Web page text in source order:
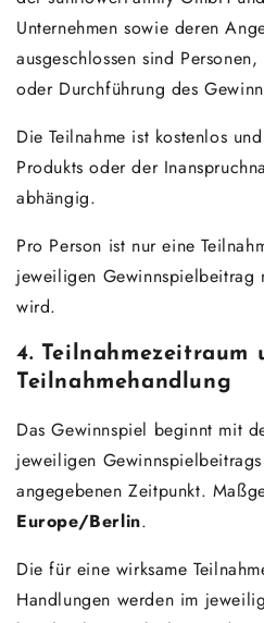
Unternehmen sowie deren
ausgeschlossen sind
oder Durchführung des
Die Teilnahme ist kostenlos
Produkts oder der
abhängig.
Pro Person ist nur eine
jeweiligen Gewinnspielbeitrag
wird.
4. Teilnahmezeitraum
Teilnahmehandlung
Das Gewinnspiel beginnt mit
jeweiligen
angegebenen Zeitpunkt.
Europe/Berlin.
Die für eine wirksame
Handlungen werden im